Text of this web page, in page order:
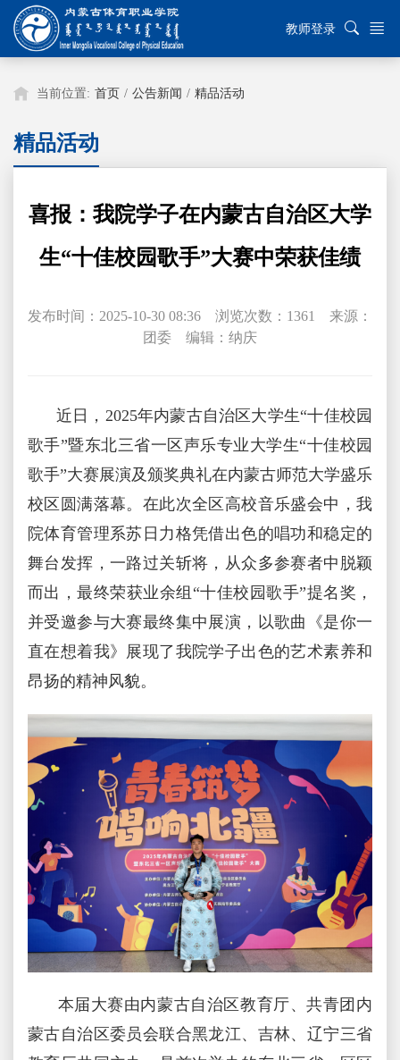
教师登录
当前位置: 首页 / 公告新闻 / 精品活动
精品活动
喜报：我院学子在内蒙古自治区大学
生“十佳校园歌手”大赛中荣获佳绩
发布时间：2025-10-30 08:36 浏览次数： 1361
来源：
团委 编辑：纳庆
近日，2025年内蒙古自治区大学生“十佳校园
歌手”暨东北三省一区声乐专业大学生“十佳校园
歌手”大赛展演及颁奖典礼在内蒙古师范大学盛乐
校区圆满落幕。在此次全区高校音乐盛会中，我
院体育管理系苏日力格凭借出色的唱功和稳定的
舞台发挥，一路过关斩将，从众多参赛者中脱颖
而出，最终荣获业余组“十佳校园歌手”提名奖，
并受邀参与大赛最终集中展演，以歌曲《是你一
直在想着我》展现了我院学子出色的艺术素养和
昂扬的精神风貌。
本届大赛由内蒙古自治区教育厅、共青团内
蒙古自治区委员会联合黑龙江、吉林、辽宁三省